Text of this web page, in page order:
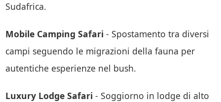
Sudafrica.
Mobile Camping Safari - Spostamento tra diversi
campi seguendo le migrazioni della fauna per
autentiche esperienze nel bush.
Luxury Lodge Safari - Soggiorno in lodge di alto